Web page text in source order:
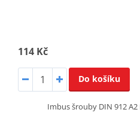
114 Kč
Do košíku
Imbus šrouby DIN 912